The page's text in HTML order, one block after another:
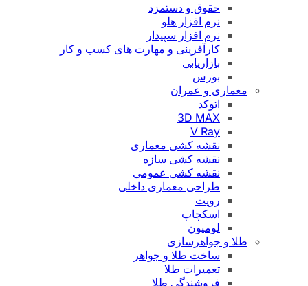
حقوق و دستمزد
نرم افزار هلو
نرم افزار سپیدار
کارآفرینی و مهارت های کسب و کار
بازاریابی
بورس
معماری و عمران
اتوکد
3D MAX
V Ray
نقشه کشی معماری
نقشه کشی سازه
نقشه کشی عمومی
طراحی معماری داخلی
رویت
اسکچاپ
لومیون
طلا و جواهرسازی
ساخت طلا و جواهر
تعمیرات طلا
فروشندگی طلا